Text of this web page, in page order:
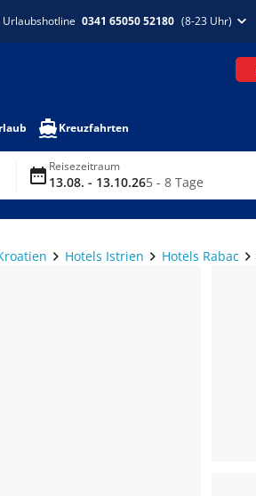
Urlaubshotline 0341 65050 52180 (8-23 Uhr)
Kreuzfahrten
Reisezeitraum
13.08. - 13.10.265 - 8 Tage
Hotels Istrien Hotels Rabac